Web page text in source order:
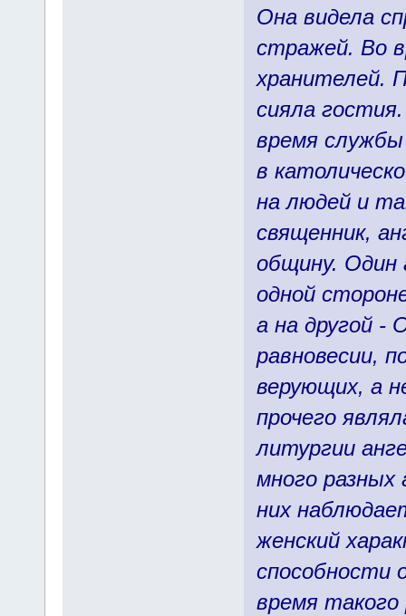
Она видела
стражей. Во
хранителей.
сияла
время службы
в
на людей и
священник,
общину. Один
одной
а на другой -
равновесии,
верующих, а
прочего
литургии
много
них
женский
способности
время такого